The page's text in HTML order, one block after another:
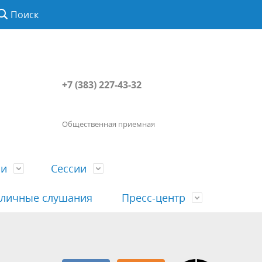
Поиск
+7 (383) 227-43-32
Общественная приемная
Сессии
гражданами
имуществе, обязательствах
слушания Пресс-центр